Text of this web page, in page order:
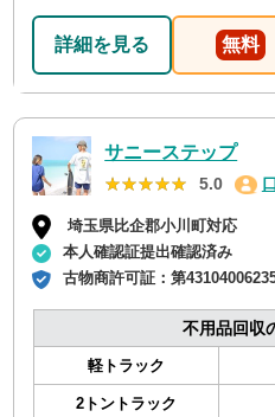
詳細を見る 無料
サニーステップ
★★★★★
★★★★★ 5.0
埼玉県比企郡小川町対応
本人確認証提出確認済み
古物商許可証：第
不用品回収
軽トラック
2トントラック